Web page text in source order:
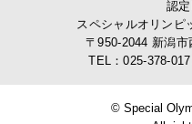
認
スペシャルオリンピ
〒950-2044 新潟
TEL：025-378-
© Special